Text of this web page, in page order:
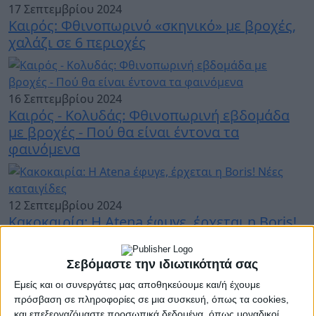
Σεβόμαστε την ιδιωτικότητά σας
Εμείς και οι συνεργάτες μας αποθηκεύουμε και/ή έχουμε
πρόσβαση σε πληροφορίες σε μια συσκευή, όπως τα cookies,
και επεξεργαζόμαστε προσωπικά δεδομένα, όπως μοναδικοί
17 Σεπτεμβρίου 2024
Καιρός: Φθινοπωρινό «σκηνικό» με βροχές,
χαλάζι σε 6 περιοχές
16 Σεπτεμβρίου 2024
Καιρός - Κολυδάς: Φθινοπωρινή εβδομάδα
με βροχές - Πού θα είναι έντονα τα
φαινόμενα
12 Σεπτεμβρίου 2024
Κακοκαιρία: Η Atena έφυγε, έρχεται η Boris!
09 Σεπτεμβρίου 2024
Καιρός: Έρχεται η κακοκαιρία «Atena» - Πότε